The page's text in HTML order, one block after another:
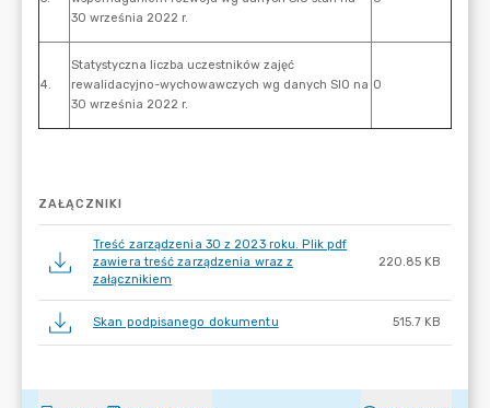
ZAŁĄCZNIKI
Treść zarządzenia 30 z 2023 roku. Plik pdf
zawiera treść zarządzenia wraz z
załącznikiem
220.85 KB
Skan podpisanego dokumentu 515.7 KB